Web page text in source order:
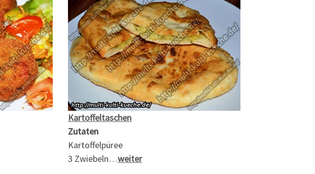
Kartoffeltaschen
Zutaten
Kartoffelpüree
3 Zwiebeln…weiter